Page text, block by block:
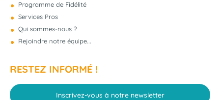
Programme de Fidélité
Services Pros
Qui sommes-nous ?
Rejoindre notre équipe...
RESTEZ INFORMÉ !
Inscrivez-vous à notre newsletter